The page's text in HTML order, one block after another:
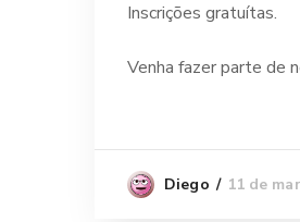
Inscrições gratuítas.
Venha fazer parte de
Diego 11 de